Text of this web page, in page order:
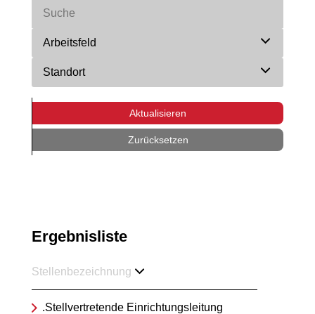
Arbeitsfeld
Standort
Aktualisieren
Zurücksetzen
Ergebnisliste
Stellenbezeichnung
.Stellvertretende Einrichtungsleitung